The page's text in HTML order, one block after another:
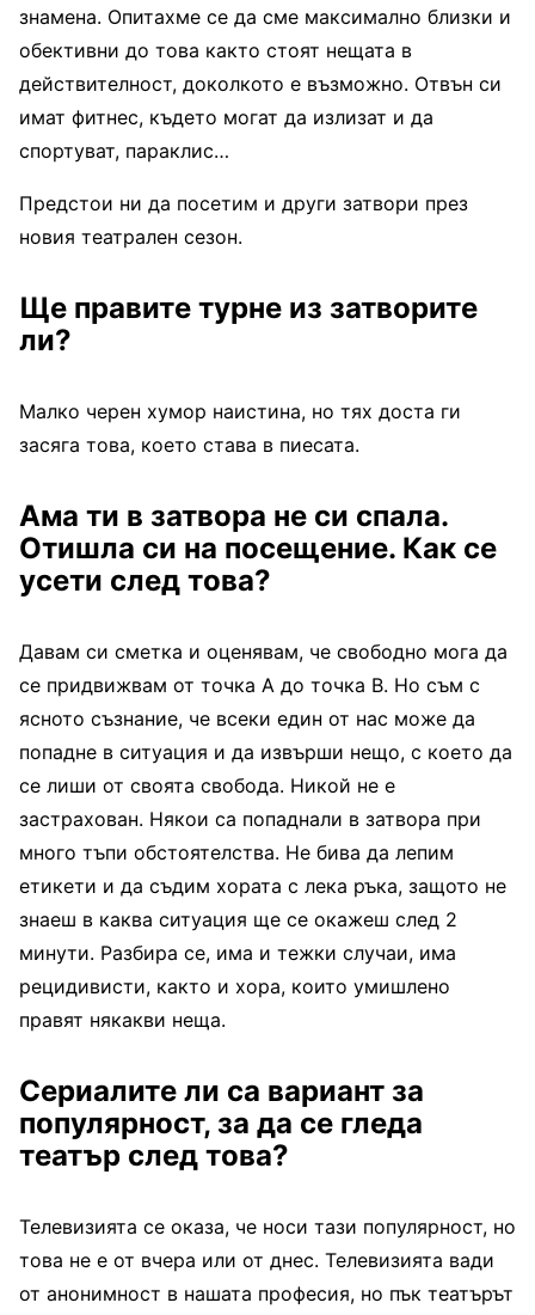
знамена. Опитахме се да сме максимално близки и
обективни до това както стоят нещата в
действителност, доколкото е възможно. Отвън си
имат фитнес, където могат да излизат и да
спортуват, параклис…
Предстои ни да посетим и други затвори през
новия театрален сезон.
Ще правите турне из затворите
ли?
Малко черен хумор наистина, но тях доста ги
засяга това, което става в пиесата.
Ама ти в затвора не си спала.
Отишла си на посещение. Как се
усети след това?
Давам си сметка и оценявам, че свободно мога да
се придвижвам от точка A до точка B. Но съм с
ясното съзнание, че всеки един от нас може да
попадне в ситуация и да извърши нещо, с което да
се лиши от своята свобода. Никой не е
застрахован. Някои са попаднали в затвора при
много тъпи обстоятелства. Не бива да лепим
етикети и да съдим хората с лека ръка, защото не
знаеш в каква ситуация ще се окажеш след 2
минути. Разбира се, има и тежки случаи, има
рецидивисти, както и хора, които умишлено
правят някакви неща.
Сериалите ли са вариант за
популярност, за да се гледа
театър след това?
Телевизията се оказа, че носи тази популярност, но
това не е от вчера или от днес. Телевизията вади
от анонимност в нашата професия, но пък театърът